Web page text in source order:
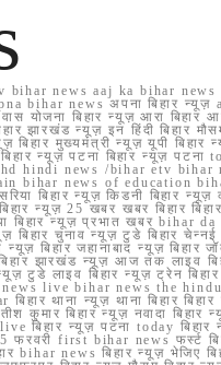
news aaj ka bihar news
bihar news अपना बिहार
बिहार न्यूज़ आरा बिहार
झारखंड न्यूज़ इन हिंदी बिहार
मुख्यमंत्री न्यूज़ यूपी बिहार
न्यूज़ पटना बिहार न्यूज़ पटना
hd hindi news /bihar etv
bihar news of education
बिहार न्यूज़ किडनी बिहार
न्यूज़ 25 खबर खबर बिहार
गया बिहार न्यूज़ प्रभात खबर
बिहार चुनाव न्यूज़ टुडे बिहार
बिहार जहानाबाद न्यूज़ बिहार
झारखंड न्यूज़ आज तक लाइव
लाइव बिहार न्यूज़ ट्रेन बिहार
news live bihar news the
थाना न्यूज़ थाना बिहार
कुमार बिहार न्यूज़ नवादा बिहार
बिहार न्यूज़ पटना today बिहार
first bihar news फर्स्ट
bihar news बिहार न्यूज़ भेजिए